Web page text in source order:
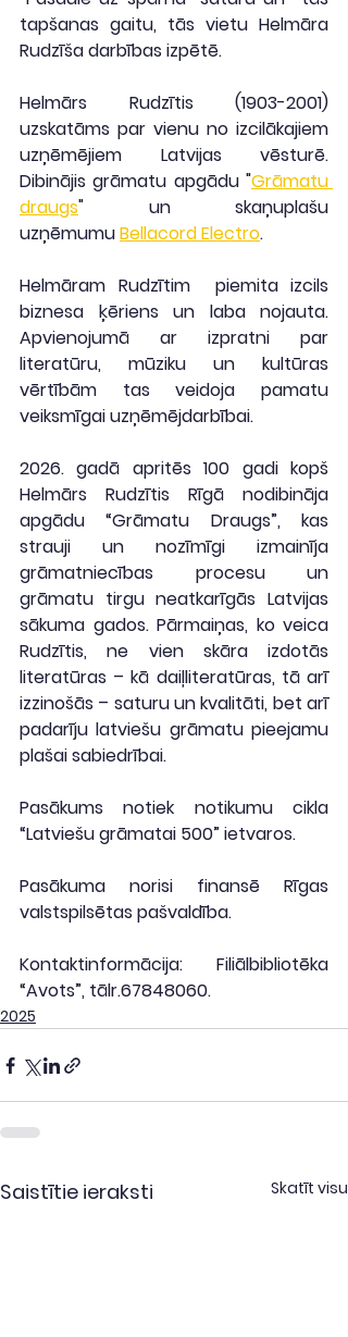
tapšanas gaitu, tās vietu Helmāra
Rudzīša darbības izpētē.
Helmārs Rudzītis (1903-2001)
uzskatāms par vienu no izcilākajiem
uzņēmējiem Latvijas vēsturē.
Dibinājis grāmatu apgādu "Grāmatu
draugs" un skaņuplašu
uzņēmumu Bellacord Electro.
Helmāram Rudzītim  piemita izcils
biznesa ķēriens un laba nojauta.
Apvienojumā ar izpratni par
literatūru, mūziku un kultūras
vērtībām tas veidoja pamatu
veiksmīgai uzņēmējdarbībai.
2026. gadā apritēs 100 gadi kopš
Helmārs Rudzītis Rīgā nodibināja
apgādu “Grāmatu Draugs”, kas
strauji un nozīmīgi izmainīja
grāmatniecības procesu un
grāmatu tirgu neatkarīgās Latvijas
sākuma gados. Pārmaiņas, ko veica
Rudzītis, ne vien skāra izdotās
literatūras – kā daiļliteratūras, tā arī
izzinošās – saturu un kvalitāti, bet arī
padarīju latviešu grāmatu pieejamu
plašai sabiedrībai.
Pasākums notiek notikumu cikla
“Latviešu grāmatai 500” ietvaros.
Pasākuma norisi finansē Rīgas
valstspilsētas pašvaldība.
Kontaktinformācija: Filiālbibliotēka
“Avots”, tālr.67848060.
2025
Saistītie ieraksti Skatīt visu